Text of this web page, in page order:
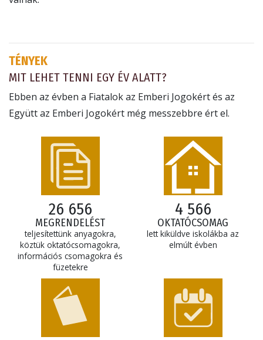
TÉNYEK
MIT LEHET TENNI EGY ÉV ALATT?
Ebben az évben a Fiatalok az Emberi Jogokért és az
Együtt az Emberi Jogokért még messzebbre ért el.
26 656
MEGRENDELÉST
teljesítettünk anyagokra,
köztük oktatócsomagokra,
információs csomagokra és
füzetekre
4 566
OKTATÓCSOMAG
lett kiküldve iskolákba az
elmúlt évben